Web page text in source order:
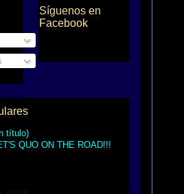
Síguenos en
Facebook
título)
QUO ON THE ROAD!!!